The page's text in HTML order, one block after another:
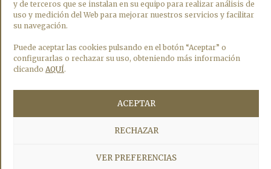
y de terceros que se instalan en su equipo para realizar análisis de
uso y medición del Web para mejorar nuestros servicios y facilitar
su navegación.
Puede aceptar las cookies pulsando en el botón “Aceptar” o
configurarlas o rechazar su uso, obteniendo más información
clicando AQUÍ.
ACEPTAR
RECHAZAR
VER PREFERENCIAS
credencialesperegrinos@catedraldesantiago.es
Todos los días de 9:00 h a 19:00 h.
La Oficina de Acogida al Peregrino cierra los días 25 de
diciembre, Navidad, y el 1 de enero, Día de Año Nuevo.
tiempo real. (Aviso: en momentos de gran afluencia, no se podrá